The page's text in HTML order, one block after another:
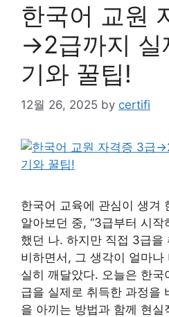
한국어 교원
→2급까지 실
기와 꿀팁!
12월 26, 2025 by certifi
한국어 교육에 관심이 생겨
알아보던 중, “3급부터 시작
했던 나. 하지만 직접 3급을
비하면서, 그 생각이 얼마나
실히 깨달았다. 오늘은 한
급을 실제로 취득한 과정을
을 아끼는 방법과 함께 현